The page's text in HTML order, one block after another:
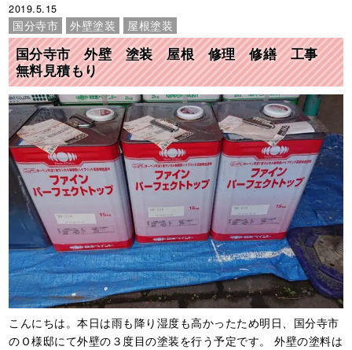
2019.5.15
国分寺市 外壁塗装 屋根塗装
国分寺市 外壁 塗装 屋根 修理 修繕 工事
無料見積もり
こんにちは。本日は雨も降り湿度も高かったため明日、国分寺市
のＯ様邸にて外壁の３度目の塗装を行う予定です。 外壁の塗料は